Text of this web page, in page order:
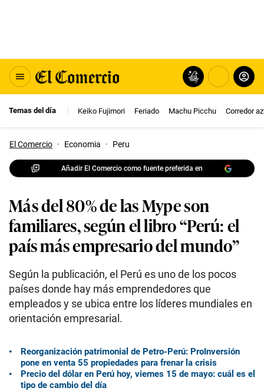
Temas del día Keiko Fujimori Feriado Machu Picchu Corredor
El Comercio · Economia · Peru
Añadir El Comercio como fuente preferida en
Más del 80% de las Mype son
familiares, según el libro “Perú: el
país más empresario del mundo”
Según la publicación, el Perú es uno de los pocos
países donde hay más emprendedores que
empleados y se ubica entre los líderes mundiales en
orientación empresarial.
Reorganización patrimonial de Petro-Perú: ProInversión
pone en venta 55 propiedades para frenar la crisis
Precio del dólar en Perú hoy, viernes 15 de mayo: cuál es el
tipo de cambio del día